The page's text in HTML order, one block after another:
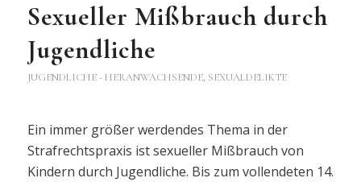
Sexueller Mißbrauch durch
Jugendliche
JUGENDLICHE - HERANWACHSENDE, SEXUALDELIKTE
Ein immer größer werdendes Thema in der
Strafrechtspraxis ist sexueller Mißbrauch von
Kindern durch Jugendliche. Bis zum vollendeten 14.